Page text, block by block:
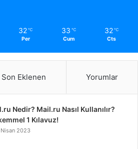
32 ℃
Per
33 ℃
Cum
32 ℃
Cts
Son Eklenen Yorumlar
Nedir? Mail.ru Nasıl Kullanılır?
1 Kılavuz!
2023